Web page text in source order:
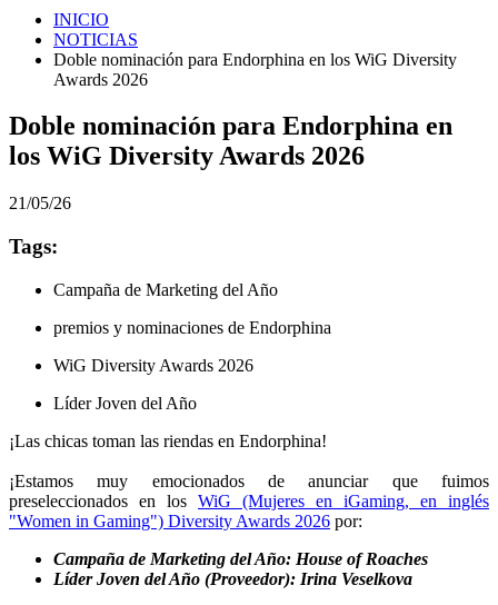
INICIO
NOTICIAS
Doble nominación para Endorphina en los WiG Diversity
Awards 2026
Doble nominación para Endorphina en
los WiG Diversity Awards 2026
21/05/26
Tags:
Campaña de Marketing del Año
premios y nominaciones de Endorphina
WiG Diversity Awards 2026
Líder Joven del Año
¡Las chicas toman las riendas en Endorphina!
¡Estamos muy emocionados de anunciar que fuimos
preseleccionados en los WiG (Mujeres en iGaming, en inglés
"Women in Gaming") Diversity Awards 2026 por:
Campaña de Marketing del Año: House of Roaches
Líder Joven del Año (Proveedor): Irina Veselkova